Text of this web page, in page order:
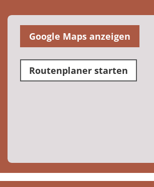
Google Maps anzeigen
Routenplaner starten